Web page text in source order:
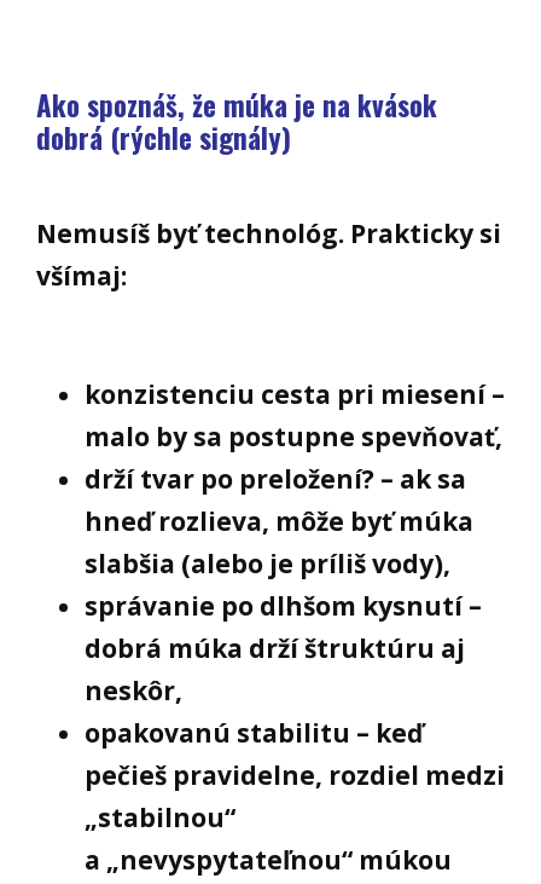
Ako spoznáš, že múka je na kvások
dobrá (rýchle signály)
Nemusíš byť technológ. Prakticky si
všímaj:
konzistenciu cesta pri miesení –
malo by sa postupne spevňovať,
drží tvar po preložení? – ak sa
hneď rozlieva, môže byť múka
slabšia (alebo je príliš vody),
správanie po dlhšom kysnutí –
dobrá múka drží štruktúru aj
neskôr,
opakovanú stabilitu – keď
pečieš pravidelne, rozdiel medzi
„stabilnou“
a „nevyspytateľnou“ múkou